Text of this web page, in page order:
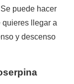
puede hacer
quieres llegar a
y descenso